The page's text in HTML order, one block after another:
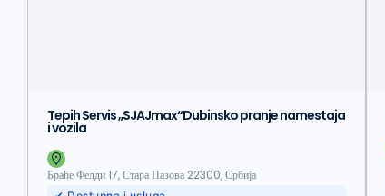
Tepih Servis „SJAJmax“Dubinsko pranje namestaja
i vozila
Браће Фелди 17, Стара Пазова 22300, Србија